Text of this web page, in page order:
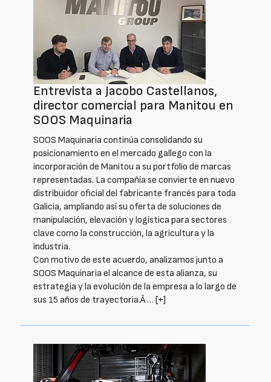
Entrevista a Jacobo Castellanos,
director comercial para Manitou en
SOOS Maquinaria
SOOS Maquinaria continúa consolidando su
posicionamiento en el mercado gallego con la
incorporación de Manitou a su portfolio de marcas
representadas. La compañía se convierte en nuevo
distribuidor oficial del fabricante francés para toda
Galicia, ampliando así su oferta de soluciones de
manipulación, elevación y logística para sectores
clave como la construcción, la agricultura y la
industria.
Con motivo de este acuerdo, analizamos junto a
SOOS Maquinaria el alcance de esta alianza, su
estrategia y la evolución de la empresa a lo largo de
sus 15 años de trayectoria.Â … [+]